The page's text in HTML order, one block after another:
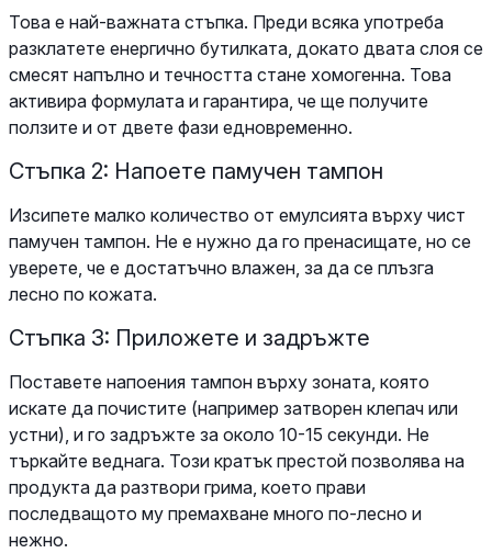
Това е най-важната стъпка. Преди всяка употреба
разклатете енергично бутилката, докато двата слоя се
смесят напълно и течността стане хомогенна. Това
активира формулата и гарантира, че ще получите
ползите и от двете фази едновременно.
Стъпка 2: Напоете памучен тампон
Изсипете малко количество от емулсията върху чист
памучен тампон. Не е нужно да го пренасищате, но се
уверете, че е достатъчно влажен, за да се плъзга
лесно по кожата.
Стъпка 3: Приложете и задръжте
Поставете напоения тампон върху зоната, която
искате да почистите (например затворен клепач или
устни), и го задръжте за около 10-15 секунди. Не
търкайте веднага. Този кратък престой позволява на
продукта да разтвори грима, което прави
последващото му премахване много по-лесно и
нежно.